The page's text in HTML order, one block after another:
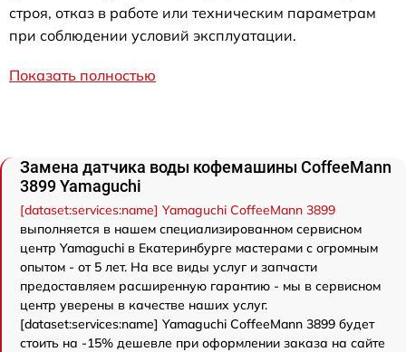
строя, отказ в работе или техническим параметрам
при соблюдении условий эксплуатации.
Показать полностью
Замена датчика воды кофемашины CoffeeMann
3899 Yamaguchi
[dataset:services:name] Yamaguchi CoffeeMann 3899
выполняется в нашем специализированном сервисном
центр Yamaguchi в Екатеринбурге мастерами с огромным
опытом - от 5 лет. На все виды услуг и запчасти
предоставляем расширенную гарантию - мы в сервисном
центр уверены в качестве наших услуг.
[dataset:services:name] Yamaguchi CoffeeMann 3899 будет
стоить на -15% дешевле при оформлении заказа на сайте